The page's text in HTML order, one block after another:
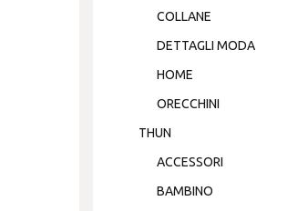
COLLANE
DETTAGLI MODA
HOME
ORECCHINI
THUN
ACCESSORI
BAMBINO